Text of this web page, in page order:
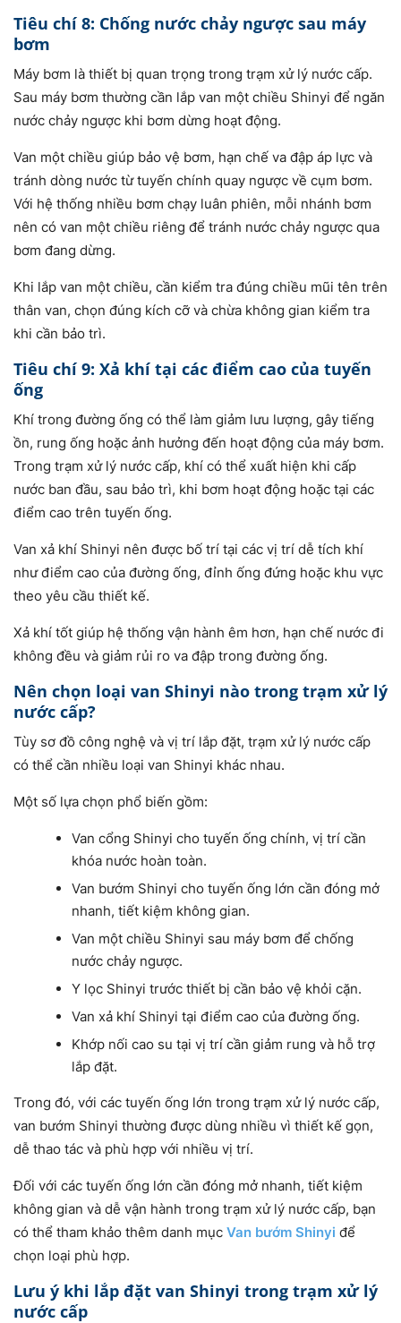
Tiêu chí 8: Chống nước chảy ngược sau máy
bơm
Máy bơm là thiết bị quan trọng trong trạm xử lý nước cấp.
Sau máy bơm thường cần lắp van một chiều Shinyi để ngăn
nước chảy ngược khi bơm dừng hoạt động.
Van một chiều giúp bảo vệ bơm, hạn chế va đập áp lực và
tránh dòng nước từ tuyến chính quay ngược về cụm bơm.
Với hệ thống nhiều bơm chạy luân phiên, mỗi nhánh bơm
nên có van một chiều riêng để tránh nước chảy ngược qua
bơm đang dừng.
Khi lắp van một chiều, cần kiểm tra đúng chiều mũi tên trên
thân van, chọn đúng kích cỡ và chừa không gian kiểm tra
khi cần bảo trì.
Tiêu chí 9: Xả khí tại các điểm cao của tuyến
ống
Khí trong đường ống có thể làm giảm lưu lượng, gây tiếng
ồn, rung ống hoặc ảnh hưởng đến hoạt động của máy bơm.
Trong trạm xử lý nước cấp, khí có thể xuất hiện khi cấp
nước ban đầu, sau bảo trì, khi bơm hoạt động hoặc tại các
điểm cao trên tuyến ống.
Van xả khí Shinyi nên được bố trí tại các vị trí dễ tích khí
như điểm cao của đường ống, đỉnh ống đứng hoặc khu vực
theo yêu cầu thiết kế.
Xả khí tốt giúp hệ thống vận hành êm hơn, hạn chế nước đi
không đều và giảm rủi ro va đập trong đường ống.
Nên chọn loại van Shinyi nào trong trạm xử lý
nước cấp?
Tùy sơ đồ công nghệ và vị trí lắp đặt, trạm xử lý nước cấp
có thể cần nhiều loại van Shinyi khác nhau.
Một số lựa chọn phổ biến gồm:
Van cổng Shinyi cho tuyến ống chính, vị trí cần
khóa nước hoàn toàn.
Van bướm Shinyi cho tuyến ống lớn cần đóng mở
nhanh, tiết kiệm không gian.
Van một chiều Shinyi sau máy bơm để chống
nước chảy ngược.
Y lọc Shinyi trước thiết bị cần bảo vệ khỏi cặn.
Van xả khí Shinyi tại điểm cao của đường ống.
Khớp nối cao su tại vị trí cần giảm rung và hỗ trợ
lắp đặt.
Trong đó, với các tuyến ống lớn trong trạm xử lý nước cấp,
van bướm Shinyi thường được dùng nhiều vì thiết kế gọn,
dễ thao tác và phù hợp với nhiều vị trí.
Đối với các tuyến ống lớn cần đóng mở nhanh, tiết kiệm
không gian và dễ vận hành trong trạm xử lý nước cấp, bạn
có thể tham khảo thêm danh mục Van bướm Shinyi để
chọn loại phù hợp.
Lưu ý khi lắp đặt van Shinyi trong trạm xử lý
nước cấp